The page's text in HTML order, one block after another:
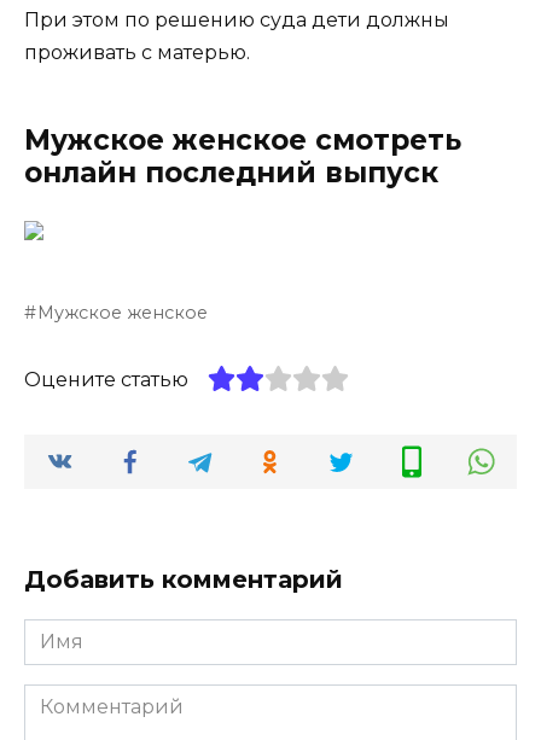
При этом по решению суда дети должны
проживать с матерью.
Мужское женское смотреть
онлайн последний выпуск
Мужское женское
Оцените статью
Добавить комментарий
Имя
Комментарий